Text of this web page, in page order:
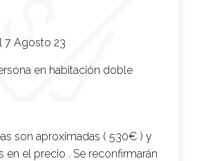
7 Agosto 23
en habitación doble
son aproximadas ( 530€ ) y
en el precio . Se reconfirmarán